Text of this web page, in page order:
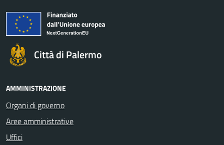
Città di Palermo
AMMINISTRAZIONE
Organi di governo
Aree amministrative
Uffici